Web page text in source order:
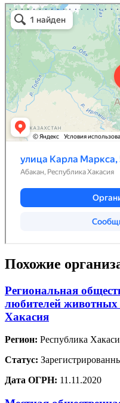
Похожие
Региональная
любителей
Хакасия
Регион: Республика
Статус:
Дата ОГРН: 11.11.2020